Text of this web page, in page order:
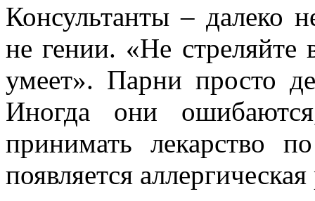
Консультанты – далеко
не гении. «Не стреляйте
умеет». Парни просто
Иногда они
принимать лекарство
появляется